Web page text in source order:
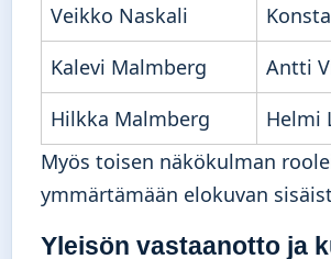
Veikko Naskali
Kalevi Malmberg
Antti
Hilkka Malmberg
Helmi
Myös toisen näkökulman
ymmärtämään elokuvan
Yleisön vastaanotto ja